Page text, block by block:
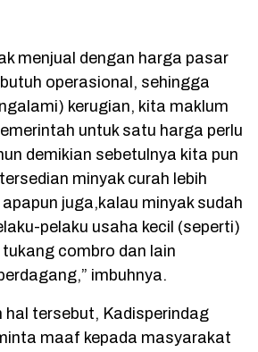
menjual dengan harga pasar
operasional, sehingga
kerugian, kita maklum
untuk satu harga perlu
demikian sebetulnya kita pun
minyak curah lebih
juga,kalau minyak sudah
pelaku usaha kecil (seperti)
combro dan lain
imbuhnya.
hal tersebut, Kadisperindag
maaf kepada masyarakat